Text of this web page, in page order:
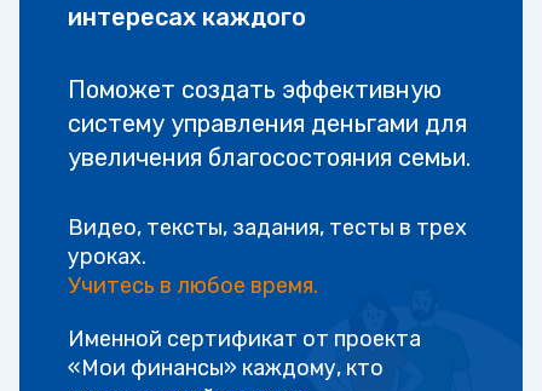
интересах каждого
Поможет создать эффективную
систему управления деньгами для
увеличения благосостояния семьи.
Видео, тексты, задания, тесты в трех
уроках.
Учитесь в любое время.
Именной сертификат от проекта
«Мои финансы» каждому, кто